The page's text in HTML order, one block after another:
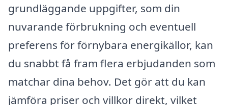
grundläggande uppgifter, som din
nuvarande förbrukning och eventuell
preferens för förnybara energikällor, kan
du snabbt få fram flera erbjudanden som
matchar dina behov. Det gör att du kan
jämföra priser och villkor direkt, vilket